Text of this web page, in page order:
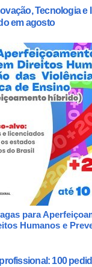
Tecnologia e
em agosto
para
Humanos e
100